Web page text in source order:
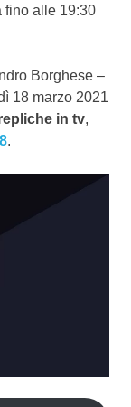
fino alle 19:30
Borghese –
18 marzo 2021
in tv,
.